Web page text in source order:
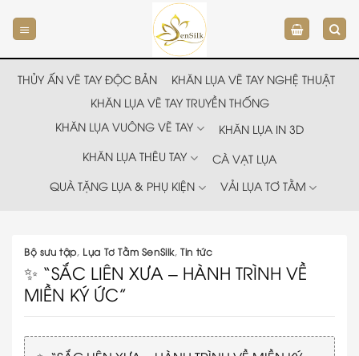
đến
nội
dung
THỦY ẤN VẼ TAY ĐỘC BẢN
KHĂN LỤA VẼ TAY NGHỆ THUẬT
KHĂN LỤA VẼ TAY TRUYỀN THỐNG
KHĂN LỤA VUÔNG VẼ TAY
KHĂN LỤA IN 3D
KHĂN LỤA THÊU TAY
CÀ VẠT LỤA
QUÀ TẶNG LỤA & PHỤ KIỆN
VẢI LỤA TƠ TẰM
Bộ sưu tập, Lụa Tơ Tằm SenSilk,Tin tức
✨ “SẮC LIÊN XƯA – HÀNH TRÌNH VỀ
MIỀN KÝ ỨC”